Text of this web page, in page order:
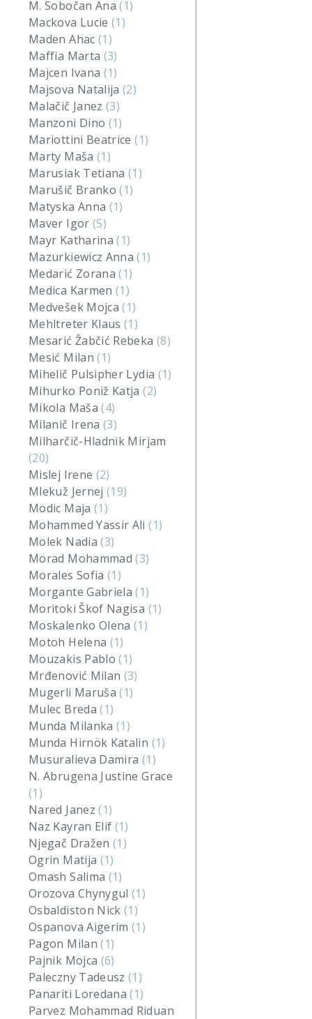
M. Sobočan Ana(1)
Mackova Lucie(1)
Maden Ahac (1)
Maffia Marta (3)
Majcen Ivana (1)
Majsova Natalija(2)
Malačič Janez(3)
Manzoni Dino (1)
Mariottini Beatrice(1)
Marty Maša (1)
Marusiak Tetiana(1)
Marušič Branko(1)
Matyska Anna (1)
Maver Igor (5)
Mayr Katharina(1)
Mazurkiewicz Anna(1)
Medarić Zorana(1)
Medica Karmen(1)
Medvešek Mojca(1)
Mehltreter Klaus(1)
Mesarić Žabčić Rebeka (8)
Mesić Milan(1)
Mihelič Pulsipher Lydia (1)
Mihurko Poniž Katja(2)
Mikola Maša(4)
Milanič Irena(3)
Milharčič-Hladnik Mirjam
(20)
Mislej Irene (2)
Mlekuž Jernej(19)
Modic Maja (1)
Mohammed Yassir Ali(1)
Molek Nadia(3)
Morad Mohammad(3)
Morales Sofia(1)
Morgante Gabriela(1)
Moritoki Škof Nagisa (1)
Moskalenko Olena(1)
Motoh Helena (1)
Mouzakis Pablo(1)
Mrđenović Milan (3)
Mugerli Maruša(1)
Mulec Breda(1)
Munda Milanka(1)
Munda Hirnök Katalin (1)
Musuralieva Damira (1)
N. Abrugena Justine Grace
(1)
Nared Janez(1)
Naz Kayran Elif (1)
Njegač Dražen(1)
Ogrin Matija (1)
Omash Salima (1)
Orozova Chynygul(1)
Osbaldiston Nick(1)
Ospanova Aigerim(1)
Pagon Milan(1)
Pajnik Mojca (6)
Paleczny Tadeusz(1)
Panariti Loredana(1)
Parvez Mohammad Riduan